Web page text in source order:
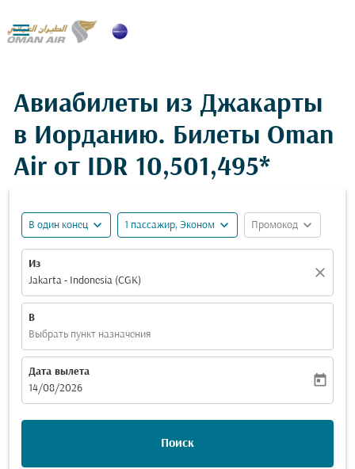

Авиабилеты из Джакарты
в Иорданию. Билеты Oman
Air от IDR 10,501,495*
В один конец expand_more 1 пассажир, Эконом expand_more Промокод expand_more
Из
Jakarta - Indonesia (CGK)
close
В
Выбрать пункт назначения
Дата вылета
fc-booking-departure-date-aria-label
14/08/2026
today
Поиск